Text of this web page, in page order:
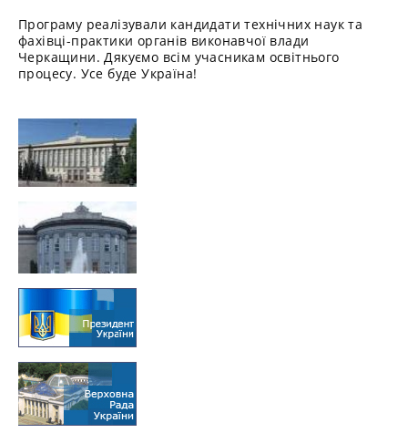
Програму реалізували кандидати технічних наук та
фахівці-практики органів виконавчої влади
Черкащини. Дякуємо всім учасникам освітнього
процесу. Усе буде Україна!